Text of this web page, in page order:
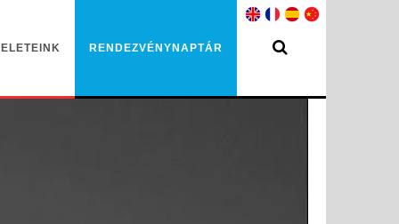
RENDEZVÉNYNAPTÁR